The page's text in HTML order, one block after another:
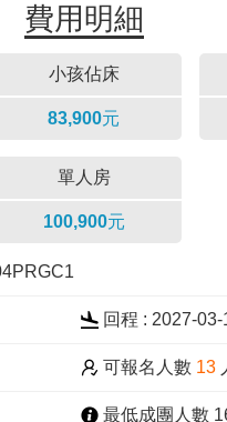
費用明細
小孩佔床
83,900元
單人房
100,900元
回程 : 2027-03-
可報名人數 13
最低成團人數